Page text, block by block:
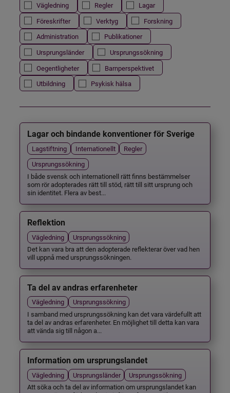
Vägledning
Regler
Lagar
Föreskrifter
Verktyg
Forskning
Administration
Publikationer
Ursprungsländer
Ursprungssökning
Oegentligheter
Barnperspektivet
Utbildning
Psykisk hälsa
Lagar och bindande konventioner för Sverige
Lagstiftning Internationellt
Regler
Ursprungssökning
I både svensk och internationell rätt finns bestämmelser
som rör adopterades rätt till stöd, rätt till sitt ursprung och
sin identitet. Flera av best...
Reflektion
Vägledning
Ursprungssökning
Det kan vara bra att den adopterade reflekterar över vad hen
vill uppnå med ursprungssökningen.
Ta del av andras erfarenheter
Vägledning
Ursprungssökning
I samband med ursprungssökning kan det vara värdefullt att
ta del av andras erfarenheter. En möjlighet till detta kan vara
att vända sig till någon a...
Information om ursprungslandet
Vägledning Ursprungsländer
Ursprungssökning
Att söka och ta del av information om ursprungslandet kan